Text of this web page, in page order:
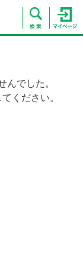
んでした。
ください。